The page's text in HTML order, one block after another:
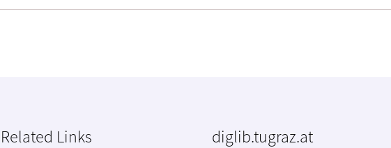
Related Links diglib.tugraz.at